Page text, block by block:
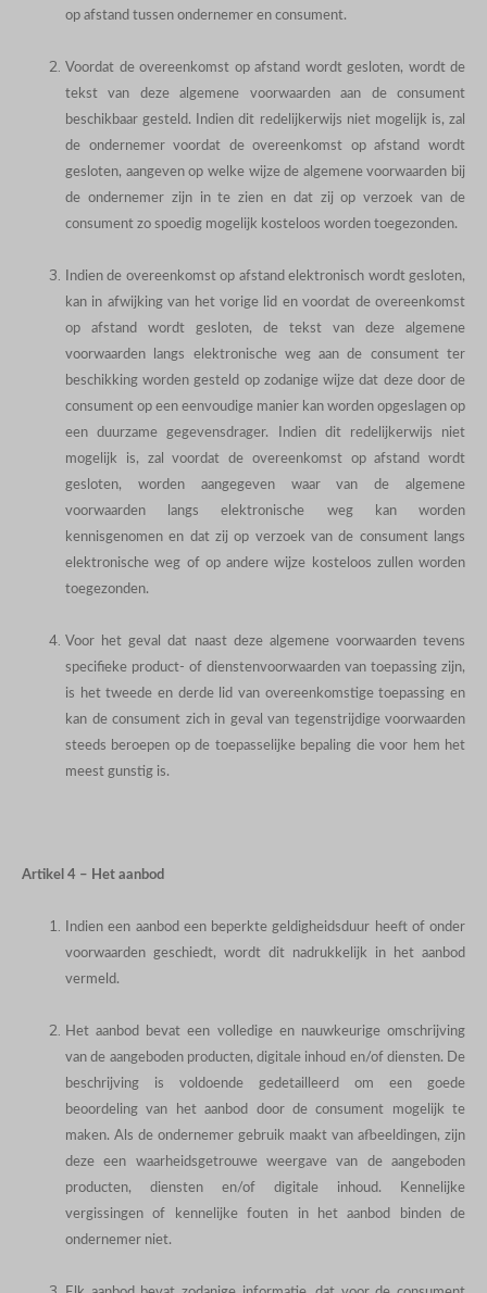
op afstand tussen ondernemer en consument.
Voordat de overeenkomst op afstand wordt gesloten, wordt de
tekst van deze algemene voorwaarden aan de consument
beschikbaar gesteld. Indien dit redelijkerwijs niet mogelijk is, zal
de ondernemer voordat de overeenkomst op afstand wordt
gesloten, aangeven op welke wijze de algemene voorwaarden bij
de ondernemer zijn in te zien en dat zij op verzoek van de
consument zo spoedig mogelijk kosteloos worden toegezonden.
Indien de overeenkomst op afstand elektronisch wordt gesloten,
kan in afwijking van het vorige lid en voordat de overeenkomst
op afstand wordt gesloten, de tekst van deze algemene
voorwaarden langs elektronische weg aan de consument ter
beschikking worden gesteld op zodanige wijze dat deze door de
consument op een eenvoudige manier kan worden opgeslagen op
een duurzame gegevensdrager. Indien dit redelijkerwijs niet
mogelijk is, zal voordat de overeenkomst op afstand wordt
gesloten, worden aangegeven waar van de algemene
voorwaarden langs elektronische weg kan worden
kennisgenomen en dat zij op verzoek van de consument langs
elektronische weg of op andere wijze kosteloos zullen worden
toegezonden.
Voor het geval dat naast deze algemene voorwaarden tevens
specifieke product- of dienstenvoorwaarden van toepassing zijn,
is het tweede en derde lid van overeenkomstige toepassing en
kan de consument zich in geval van tegenstrijdige voorwaarden
steeds beroepen op de toepasselijke bepaling die voor hem het
meest gunstig is.
Artikel 4 – Het aanbod
Indien een aanbod een beperkte geldigheidsduur heeft of onder
voorwaarden geschiedt, wordt dit nadrukkelijk in het aanbod
vermeld.
Het aanbod bevat een volledige en nauwkeurige omschrijving
van de aangeboden producten, digitale inhoud en/of diensten. De
beschrijving is voldoende gedetailleerd om een goede
beoordeling van het aanbod door de consument mogelijk te
maken. Als de ondernemer gebruik maakt van afbeeldingen, zijn
deze een waarheidsgetrouwe weergave van de aangeboden
producten, diensten en/of digitale inhoud. Kennelijke
vergissingen of kennelijke fouten in het aanbod binden de
ondernemer niet.